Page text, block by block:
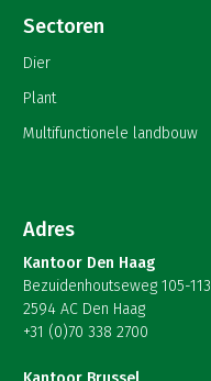
Sectoren
Dier
Plant
Multifunctionele landbouw
Adres
Kantoor Den Haag
Bezuidenhoutseweg 105-113
2594 AC Den Haag
+31 (0)70 338 2700